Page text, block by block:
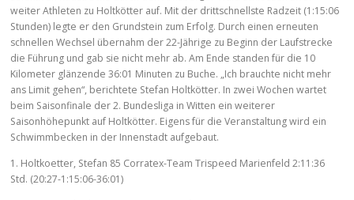
weiter Athleten zu Holtkötter auf. Mit der drittschnellste Radzeit (1:15:06
Stunden) legte er den Grundstein zum Erfolg. Durch einen erneuten
schnellen Wechsel übernahm der 22-Jährige zu Beginn der Laufstrecke
die Führung und gab sie nicht mehr ab. Am Ende standen für die 10
Kilometer glänzende 36:01 Minuten zu Buche. „Ich brauchte nicht mehr
ans Limit gehen“, berichtete Stefan Holtkötter. In zwei Wochen wartet
beim Saisonfinale der 2. Bundesliga in Witten ein weiterer
Saisonhöhepunkt auf Holtkötter. Eigens für die Veranstaltung wird ein
Schwimmbecken in der Innenstadt aufgebaut.
1. Holtkoetter, Stefan 85 Corratex-Team Trispeed Marienfeld 2:11:36
Std. (20:27-1:15:06-36:01)